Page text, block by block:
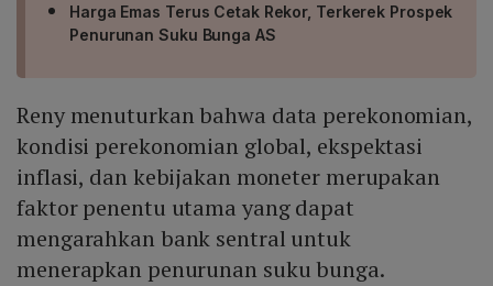
Harga Emas Terus Cetak Rekor, Terkerek Prospek
Penurunan Suku Bunga AS
Reny menuturkan bahwa data perekonomian,
kondisi perekonomian global, ekspektasi
inflasi, dan kebijakan moneter merupakan
faktor penentu utama yang dapat
mengarahkan bank sentral untuk
menerapkan penurunan suku bunga.